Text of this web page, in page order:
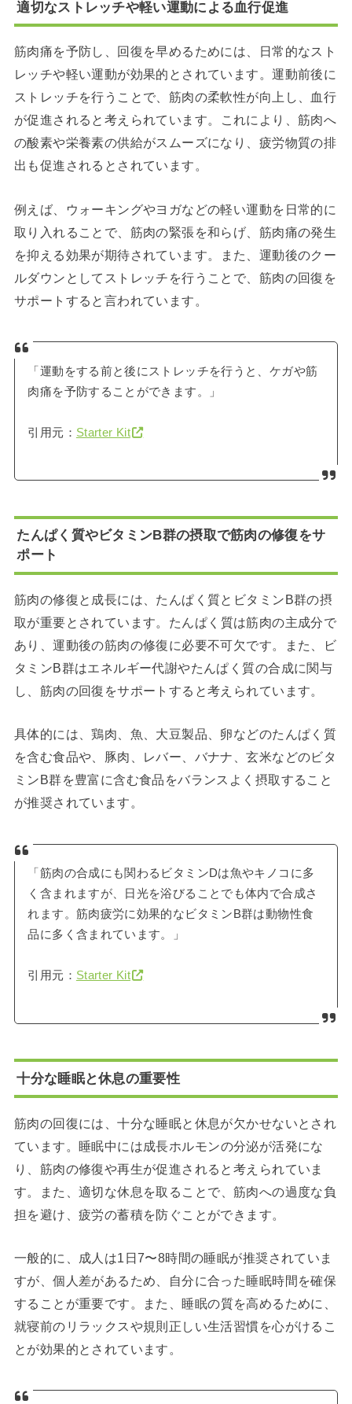
適切なストレッチや軽い運動による血行促進
筋肉痛を予防し、回復を早めるためには、日常的なスト
レッチや軽い運動が効果的とされています。運動前後に
ストレッチを行うことで、筋肉の柔軟性が向上し、血行
が促進されると考えられています。
これにより、筋肉へ
の酸素や栄養素の供給がスムーズになり、疲労物質の排
出も促進されるとされています。
例えば、ウォーキングやヨガなどの軽い運動を日常的に
取り入れることで、筋肉の緊張を和らげ、筋肉痛の発生
を抑える効果が期待されています。
また、運動後のクー
ルダウンとしてストレッチを行うことで、筋肉の回復を
サポートすると言われています。
「運動をする前と後にストレッチを行うと、ケガや筋
肉痛を予防することができます。」
引用元： Starter Kit
たんぱく質やビタミンB群の摂取で筋肉の修復をサ
ポート
筋肉の修復と成長には、たんぱく質とビタミンB群の摂
取が重要とされています。 たんぱく質は筋肉の主成分で
あり、運動後の筋肉の修復に必要不可欠です。
また、ビ
タミンB群はエネルギー代謝やたんぱく質の合成に関与
し、筋肉の回復をサポートすると考えられています。
具体的には、鶏肉、魚、大豆製品、卵などのたんぱく質
を含む食品や、豚肉、レバー、バナナ、玄米などのビタ
ミンB群を豊富に含む食品をバランスよく摂取すること
が推奨されています。
「筋肉の合成にも関わるビタミンDは魚やキノコに多
く含まれますが、日光を浴びることでも体内で合成さ
れます。筋肉疲労に効果的なビタミンB群は動物性食
品に多く含まれています。」
引用元： Starter Kit
十分な睡眠と休息の重要性
筋肉の回復には、十分な睡眠と休息が欠かせないとされ
ています。 睡眠中には成長ホルモンの分泌が活発にな
り、筋肉の修復や再生が促進されると考えられていま
す。
また、適切な休息を取ることで、筋肉への過度な負
担を避け、疲労の蓄積を防ぐことができます。
一般的に、成人は1日7〜8時間の睡眠が推奨されていま
すが、個人差があるため、自分に合った睡眠時間を確保
することが重要です。
また、睡眠の質を高めるために、
就寝前のリラックスや規則正しい生活習慣を心がけるこ
とが効果的とされています。